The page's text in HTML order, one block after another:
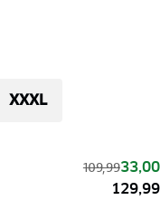
XXXL
109,9933,00
129,99